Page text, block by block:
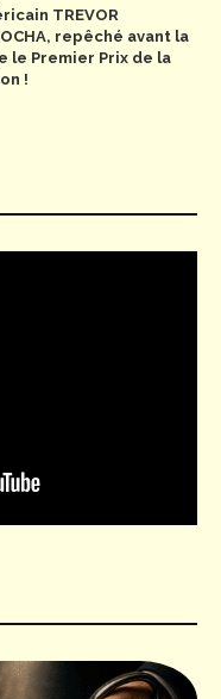
TREVOR
repêché avant la
le Premier Prix de la
!